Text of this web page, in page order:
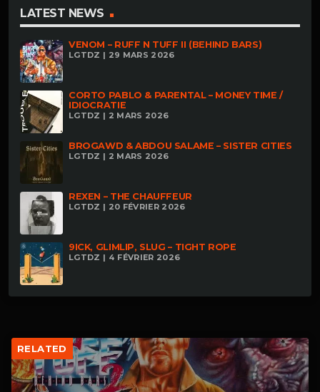
LATEST NEWS
VENOM – RUFF N TUFF II (BEHIND BARS)
LGTDZ | 29 MARS 2026
CORTO PABLO & PARENTAL – MONEY TIME /
IDIOCRATIE
LGTDZ | 2 MARS 2026
BROGAWD & ABDOU SALAME – SISTER CITIES
LGTDZ | 2 MARS 2026
REXEN – THE CHAUFFEUR
LGTDZ | 20 FÉVRIER 2026
9ICK, GLIMLIP, SLUG – TIGHT ROPE
LGTDZ | 4 FÉVRIER 2026
RELATED